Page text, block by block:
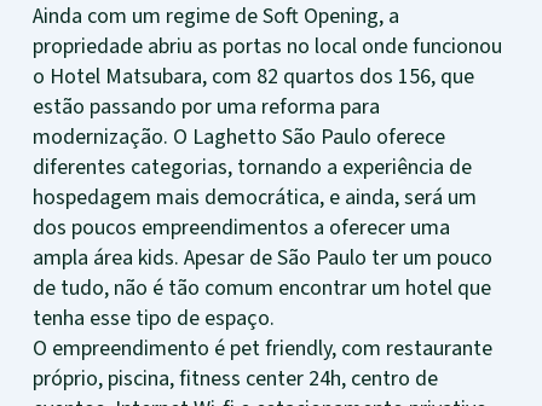
Ainda com um regime de Soft Opening, a
propriedade abriu as portas no local onde funcionou
o Hotel Matsubara, com 82 quartos dos 156, que
estão passando por uma reforma para
modernização. O Laghetto São Paulo oferece
diferentes categorias, tornando a experiência de
hospedagem mais democrática, e ainda, será um
dos poucos empreendimentos a oferecer uma
ampla área kids. Apesar de São Paulo ter um pouco
de tudo, não é tão comum encontrar um hotel que
tenha esse tipo de espaço.
O empreendimento é pet friendly, com restaurante
próprio, piscina, fitness center 24h, centro de